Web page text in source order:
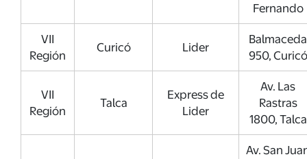
Fernando
VII
Región
Curicó Lider
Balmaceda
950, Curicó
VII
Región
Talca
Express de
Lider
Av. Las
Rastras
1800, Talca
Av. San